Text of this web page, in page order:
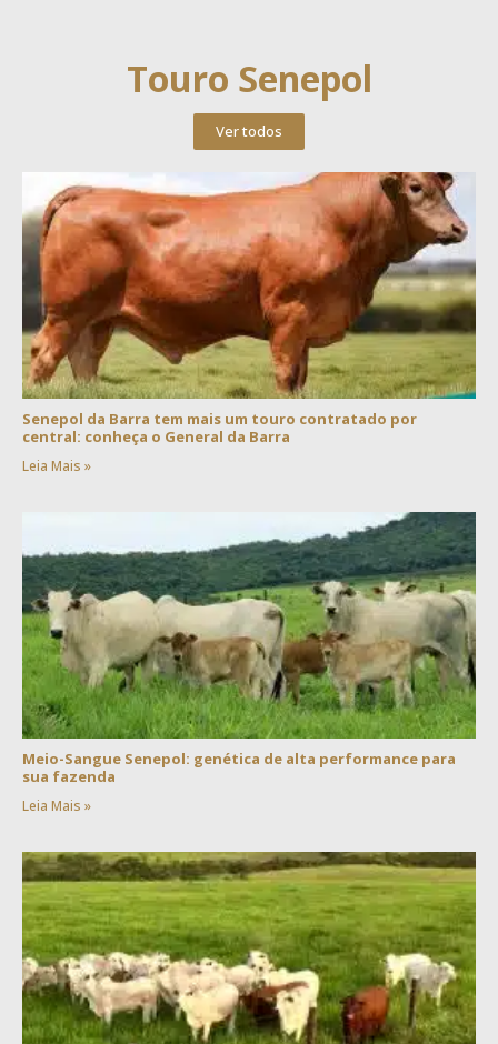
Touro Senepol
Ver todos
Senepol da Barra tem mais um touro contratado por
central: conheça o General da Barra
Leia Mais »
Meio-Sangue Senepol: genética de alta performance para
sua fazenda
Leia Mais »